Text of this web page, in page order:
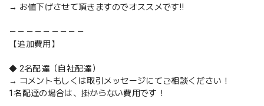
→ お値下げさせて頂きますのでオススメです‼️
－－－－－－－－－
【追加費用】
◆ 2名配達（自社配達）
→ コメントもしくは取引メッセージにてご相談ください！
1名配達の場合は、掛からない費用です！